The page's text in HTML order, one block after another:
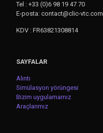
Tel : +33 (0)6 98 19 47 70
E-posta: contact@clic-vtc.com
KDV : FR63821308814
SAYFALAR
Alıntı
Simülasyon yörüngesi
Bizim uygulamamız
Araçlarımız